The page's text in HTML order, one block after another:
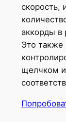
скорость,
аккорды в
Это также
щелчком и